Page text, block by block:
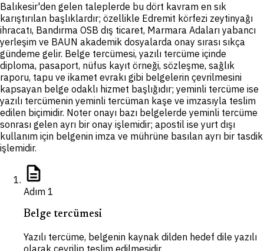
Balıkesir'den gelen taleplerde bu dört kavram en sık
karıştırılan başlıklardır; özellikle Edremit körfezi zeytinyağı
ihracatı, Bandırma OSB dış ticaret, Marmara Adaları yabancı
yerleşim ve BAUN akademik dosyalarda onay sırası sıkça
gündeme gelir. Belge tercümesi, yazılı tercüme içinde
diploma, pasaport, nüfus kayıt örneği, sözleşme, sağlık
raporu, tapu ve ikamet evrakı gibi belgelerin çevrilmesini
kapsayan belge odaklı hizmet başlığıdır; yeminli tercüme ise
yazılı tercümenin yeminli tercüman kaşe ve imzasıyla teslim
edilen biçimidir. Noter onayı bazı belgelerde yeminli tercüme
sonrası gelen ayrı bir onay işlemidir; apostil ise yurt dışı
kullanım için belgenin imza ve mührüne basılan ayrı bir tasdik
işlemidir.
description
Adım 1
Belge tercümesi
Yazılı tercüme, belgenin kaynak dilden hedef dile yazılı
olarak çevrilip teslim edilmesidir.